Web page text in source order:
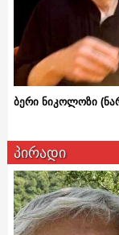
ბერი ნიკოლოზი
პირადი